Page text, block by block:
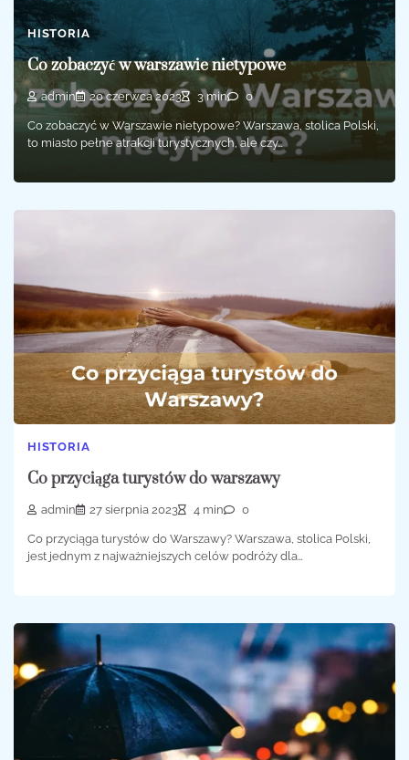
HISTORIA
Co zobaczyć w warszawie nietypowe
admin 20 czerwca 2023 3 min 0
Co zobaczyć w Warszawie nietypowe? Warszawa, stolica Polski,
to miasto pełne atrakcji turystycznych, ale czy…
HISTORIA
Co przyciąga turystów do warszawy
admin 27 sierpnia 2023 4 min 0
Co przyciąga turystów do Warszawy? Warszawa, stolica Polski,
jest jednym z najważniejszych celów podróży dla…